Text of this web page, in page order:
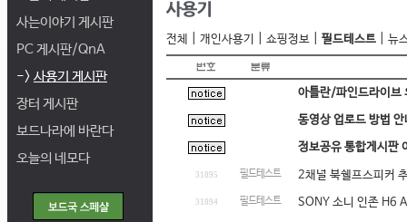
사는이야기 게시판
PC 게시판/QnA
-> 사용기 게시판
장터 게시판
보드나라에 바란다
오늘의 네모다
전체 개인사용기 쇼핑정보 필드테스트 뉴
아틀란/파인드라이브
동영상 업로드 방법 안
정보공유 통합게시
31895 필드테스트 2채널 북쉘프스피커
31894 필드테스트 SONY 소니 인존 H6